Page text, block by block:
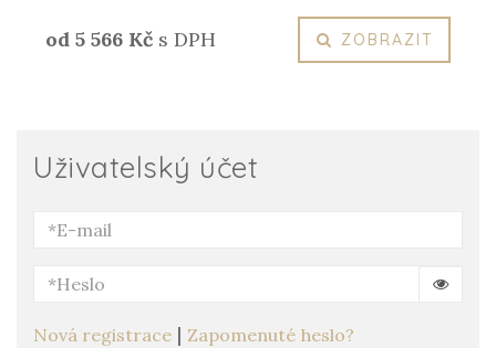
Uživatelský účet
Nová registrace | Zapomenuté heslo?
od 5 566 Kč s DPH ZOBRAZIT